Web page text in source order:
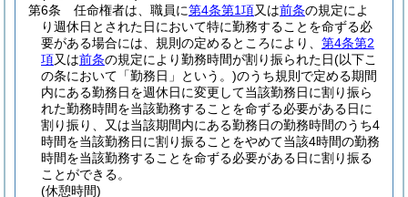
第6条
任命権者は、職員に第4条第1項又は前条の規定によ
り週休日とされた日において特に勤務することを命ずる必
要がある場合には、規則の定めるところにより、 第4条第2
項又は前条の規定により勤務時間が割り振られた日(以下こ
の条において「勤務日」という。)のうち規則で定める期間
内にある勤務日を週休日に変更して当該勤務日に割り振ら
れた勤務時間を当該勤務することを命ずる必要がある日に
割り振り、又は当該期間内にある勤務日の勤務時間のうち4
時間を当該勤務日に割り振ることをやめて当該4時間の勤務
時間を当該勤務することを命ずる必要がある日に割り振る
ことができる。
(休憩時間)